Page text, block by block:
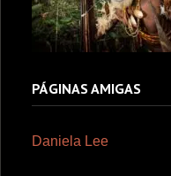
PÁGINAS AMIGAS
Daniela Lee